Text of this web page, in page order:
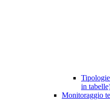
in
Monitoraggio